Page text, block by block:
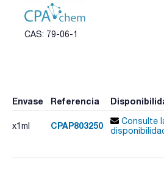
CAS: 79-06-1
Envase Referencia
x1ml CPAP803250
Consulte